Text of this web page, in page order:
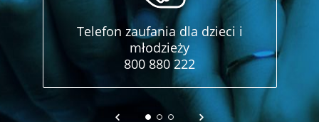
Telefon zaufania dla dzieci i
młodzieży
800 880 222